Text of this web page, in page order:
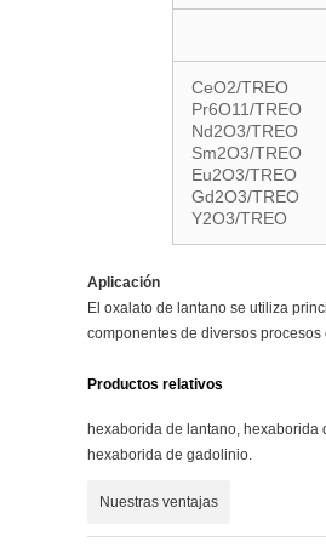
CeO2/TREO
Pr6O11/TREO
Nd2O3/TREO
Sm2O3/TREO
Eu2O3/TREO
Gd2O3/TREO
Y2O3/TREO
Aplicación
El oxalato de lantano se utiliza
componentes de diversos
Productos relativos
hexaborida de lantano,
hexaborida de gadolinio.
Nuestras ventajas